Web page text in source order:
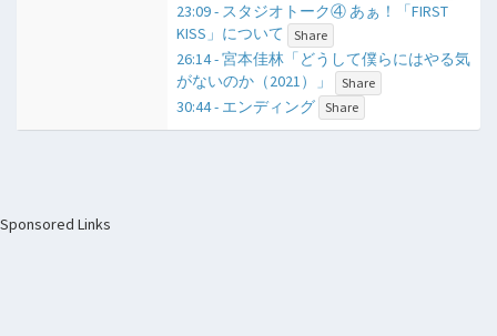
23:09 - スタジオトーク④ あぁ！「FIRST
KISS」について
Share
26:14 - 宮本佳林「どうして僕らにはやる気
がないのか（2021）」
Share
30:44 - エンディング Share
Sponsored Links